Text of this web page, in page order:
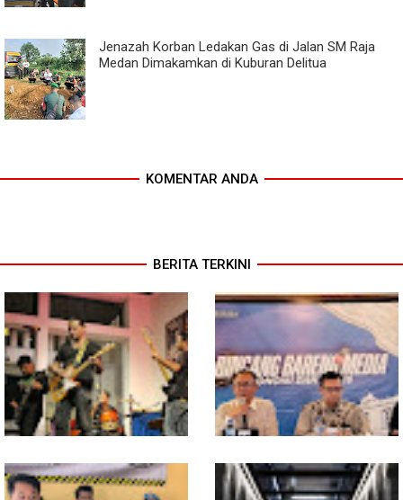
Jenazah Korban Ledakan Gas di Jalan SM Raja
Medan Dimakamkan di Kuburan Delitua
KOMENTAR ANDA
BERITA TERKINI